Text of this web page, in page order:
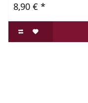
8,90 € *